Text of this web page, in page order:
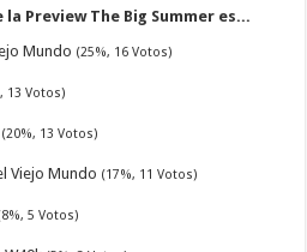
Preview The Big Summer es...
Mundo (25%, 16 Votos)
13 Votos)
(20%, 13 Votos)
Viejo Mundo (17%, 11 Votos)
5 Votos)